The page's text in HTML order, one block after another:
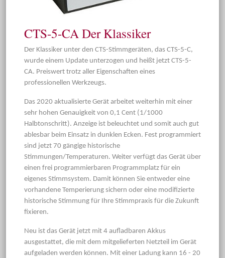
CTS-5-CA Der Klassiker
Der Klassiker unter den CTS-Stimmgeräten, das CTS-5-C,
wurde einem Update unterzogen und heißt jetzt CTS-5-
CA. Preiswert trotz aller Eigenschaften eines
professionellen Werkzeugs.
Das 2020 aktualisierte Gerät arbeitet weiterhin mit einer
sehr hohen Genauigkeit von 0,1 Cent (1/1000
Halbtonschritt). Anzeige ist beleuchtet und somit auch gut
ablesbar beim Einsatz in dunklen Ecken. Fest programmiert
sind jetzt 70 gängige historische
Stimmungen/Temperaturen. Weiter verfügt das Gerät über
einen frei programmierbaren Programmplatz für ein
eigenes Stimmsystem. Damit können Sie entweder eine
vorhandene Temperierung sichern oder eine modifizierte
historische Stimmung für Ihre Stimmpraxis für die Zukunft
fixieren.
Neu ist das Gerät jetzt mit 4 aufladbaren Akkus
ausgestattet, die mit dem mitgelieferten Netzteil im Gerät
aufgeladen werden können. Mit einer Ladung kann 16 - 20